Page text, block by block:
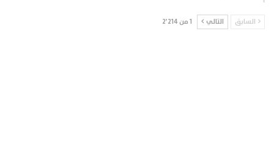
السابق التالي 1 من 2٬214